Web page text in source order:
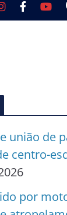
união de
centro-
por